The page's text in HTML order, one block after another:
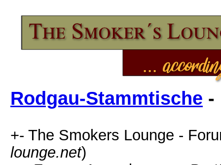
Rodgau-Stammtische -
+- The Smokers Lounge -
lounge.net)